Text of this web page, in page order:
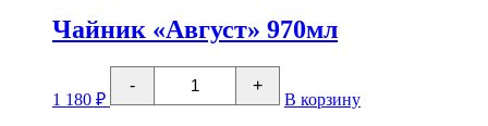
з/
к
Чайник «Август» 970мл
1 180 ₽
-
Количество
товара
Чайник
+
В корзину